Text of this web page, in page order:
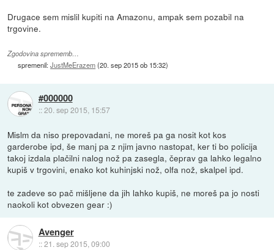
Drugace sem mislil kupiti na Amazonu, ampak sem pozabil na
trgovine.
Zgodovina sprememb…
spremenil:JustMeErazem(20. sep 2015 ob 15:32)
#000000
::20. sep 2015, 15:57
Mislm da niso prepovadani, ne moreš pa ga nosit kot kos
garderobe ipd, še manj pa z njim javno nastopat, ker ti bo policija
takoj izdala plačilni nalog nož pa zasegla, čeprav ga lahko legalno
kupiš v trgovini, enako kot kuhinjski nož, olfa nož, skalpel ipd.
te zadeve so pač mišljene da jih lahko kupiš, ne moreš pa jo nosti
naokoli kot obvezen gear :)
Avenger
::21. sep 2015, 09:00